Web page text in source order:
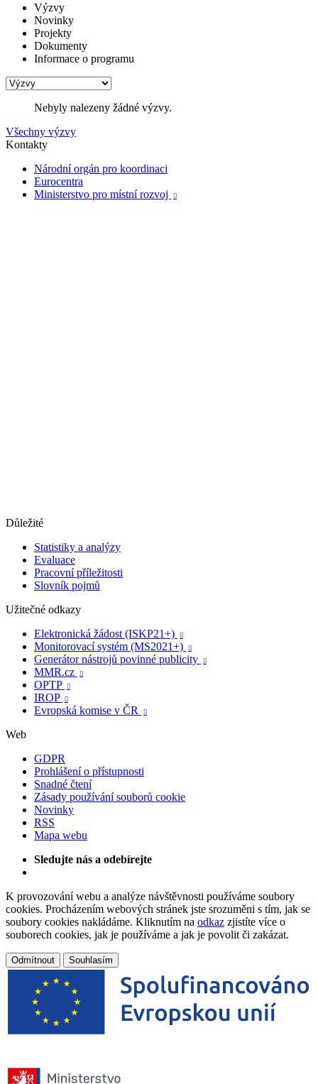
Výzvy
Novinky
Projekty
Dokumenty
Informace o programu
Nebyly nalezeny žádné výzvy.
Všechny výzvy
Kontakty
Národní orgán pro koordinaci
Eurocentra
Ministerstvo pro místní rozvoj

Důležité
Statistiky a analýzy
Evaluace
Pracovní příležitosti
Slovník pojmů
Užitečné odkazy
Elektronická žádost (ISKP21+)

Monitorovací systém (MS2021+) 
Generátor nástrojů povinné publicity 
MMR.cz 
OPTP 
IROP 
Evropská komise v ČR 
Web
GDPR
Prohlášení o přístupnosti
Snadné čtení
Zásady používání souborů cookie
Novinky
RSS
Mapa webu
Sledujte nás a odebírejte
K provozování webu a analýze návštěvnosti používáme soubory
cookies. Procházením webových stránek jste srozuměni s tím, jak se
soubory cookies nakládáme. Kliknutím na odkaz zjistíte více o
souborech cookies, jak je používáme a jak je povolit či zakázat.
Odmítnout Souhlasím